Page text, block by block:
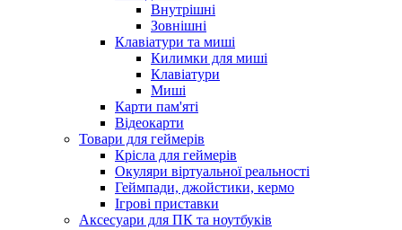
Внутрішні
Зовнішні
Клавіатури та миші
Килимки для миші
Клавіатури
Миші
Карти пам'яті
Відеокарти
Товари для геймерів
Крісла для геймерів
Окуляри віртуальної реальності
Геймпади, джойстики, кермо
Ігрові приставки
Аксесуари для ПК та ноутбуків